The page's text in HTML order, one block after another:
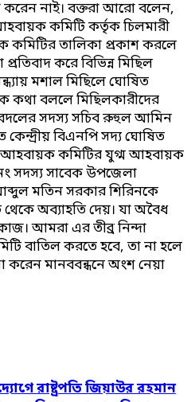
নাই। বক্তরা আরো বলেন,
কমিটি কর্তৃক চিলমারী
তালিকা প্রকাশ করলে
করে বিভিন্ন মিছিল
মশাল মিছিলে ঘোষিত
বললে মিছিলকারীদের
সদস্য সচিব রুহুল আমিন
বিএনপি সদ্য ঘোষিত
আহবায়ক কমিটির যুগ্ম আহবায়ক
সদস্য সাবেক উপজেলা
মতিন সরকার শিরিনকে
অব্যাহতি দেয়। যা অবৈধ
আমরা এর তীব্র নিন্দা
বাতিল করতে হবে, তা না হলে
মানববন্ধনে অংশ নেয়া
রাষ্ট্রপতি জিয়াউর রহমান